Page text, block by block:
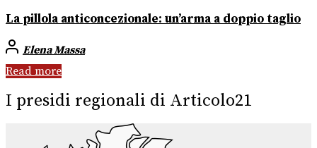
La pillola anticoncezionale: un’arma a doppio taglio
Elena Massa
Read more
I presidi regionali di Articolo21